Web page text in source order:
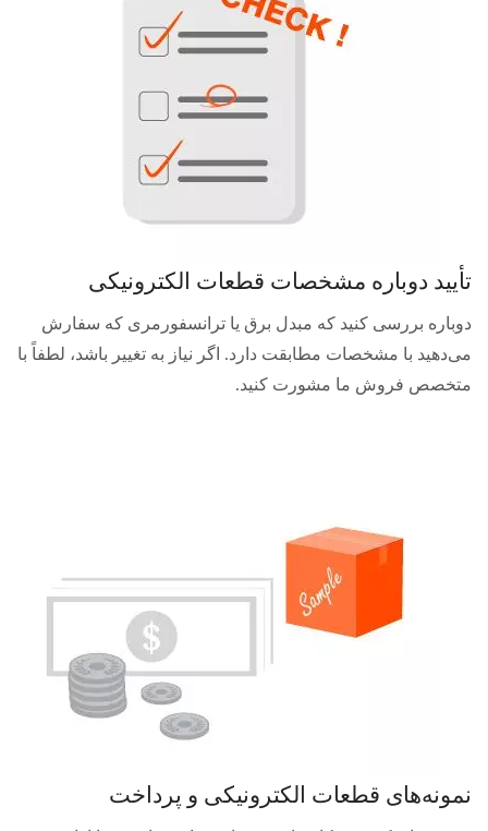
تأیید دوباره مشخصات قطعات الکترونیکی
دوباره بررسی کنید که مبدل برق یا ترانسفورمری که سفارش
می‌دهید با مشخصات مطابقت دارد. اگر نیاز به تغییر باشد، لطفاً با
متخصص فروش ما مشورت کنید.
نمونه‌های قطعات الکترونیکی و پرداخت